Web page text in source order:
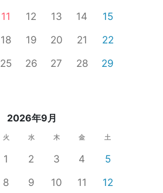
11 12 13 14
15
18 19 20 21
22
25 26 27 28
29
2026年9月
火 水 木 金 土
1 2 3 4
5
8 9 10 11
12